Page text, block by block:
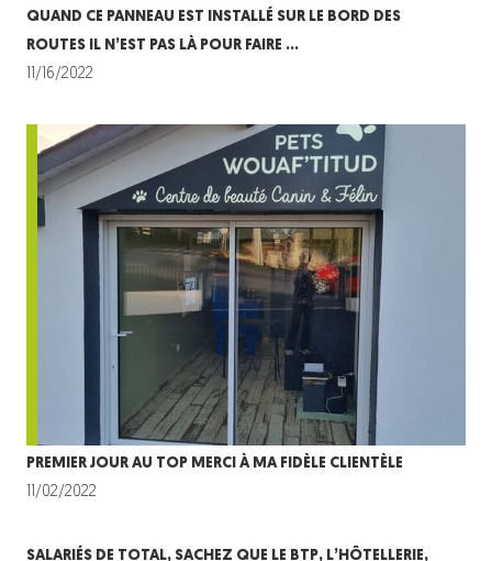
QUAND CE PANNEAU EST INSTALLÉ SUR LE BORD DES
ROUTES IL N’EST PAS LÀ POUR FAIRE …
11/16/2022
PREMIER JOUR AU TOP MERCI À MA FIDÈLE CLIENTÈLE
11/02/2022
SALARIÉS DE TOTAL, SACHEZ QUE LE BTP, L’HÔTELLERIE,